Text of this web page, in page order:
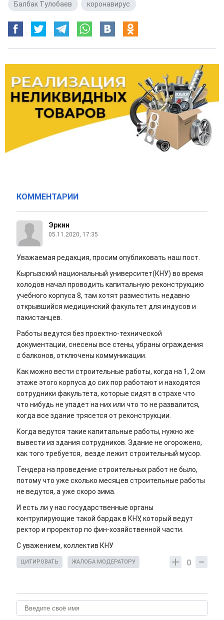
Балбак Тулобаев
коронавирус
КОММЕНТАРИИ
Эркин
05.11.2020, 17:35
Уважаемая редакция, просим опубликовать наш пост.
Кыргызский национальный университет(КНУ) во время
холодов начал проводить капитальную реконструкцию
учебного корпуса 8, там хотят разместить недавно
открывшийся медицинский факультет для индусов и
пакистанцев.
Работы ведутся без проектно-технической
документации, снесены все стены, убраны ограждения
с балконов, отключены коммуникации.
Как можно вести строительные работы, когда на 1, 2 ом
этаже этого корпуса до сих пор работают и находятся
сотрудники факультета, которые сидят в страхе что
что нибудь не упадет на них или что то не развалится,
когда все здание трясется от реконструкции.
Когда ведутся такие капитальные работы, нужно же
вывести из здания сотрудников. Здание не огорожено,
как того требуется, везде лежит строительный мусор.
Тендера на проведение строительных работ не было,
потому что уже сколько месяцев строительные работы
не ведутся, а уже скоро зима.
И есть ли у нас государственные органы
контрулирующие такой бардак в КНУ, который ведут
ректор и проректор по фин-хозяйственной части.
С уважением, коллектив КНУ
0
ЦИТИРОВАТЬ ЖАЛОБА МОДЕРАТОРУ